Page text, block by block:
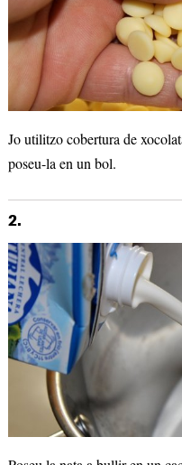
Jo utilitzo cobertura de
poseu-la en un bol.
2.